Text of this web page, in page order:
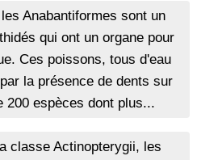
Anabantiformes sont un
qui ont un organe pour
Ces poissons, tous d'eau
la présence de dents sur
200 espèces dont plus...
classe Actinopterygii, les